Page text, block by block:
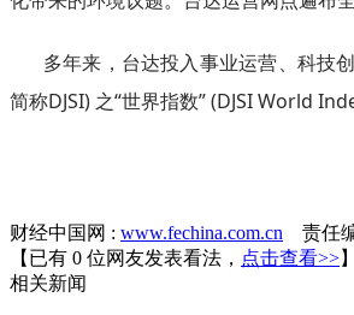
多年来，台达投入事业运营、科技
简称DJSI) 之“世界指数” (DJSI World
财经中国网 : www.fechina.com.cn 责任
【已有 0 位网友发表看法， 点击查看>>】
相关新闻